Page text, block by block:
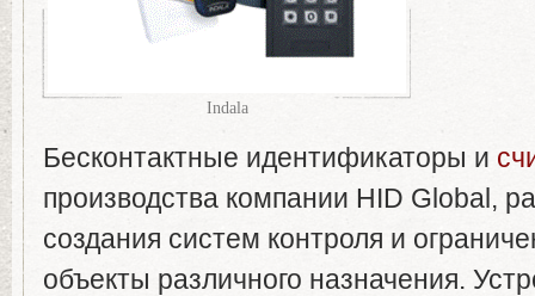
Indala
Бесконтактные идентификаторы и
производства компании HID Global,
создания систем контроля и
объекты различного назначения.